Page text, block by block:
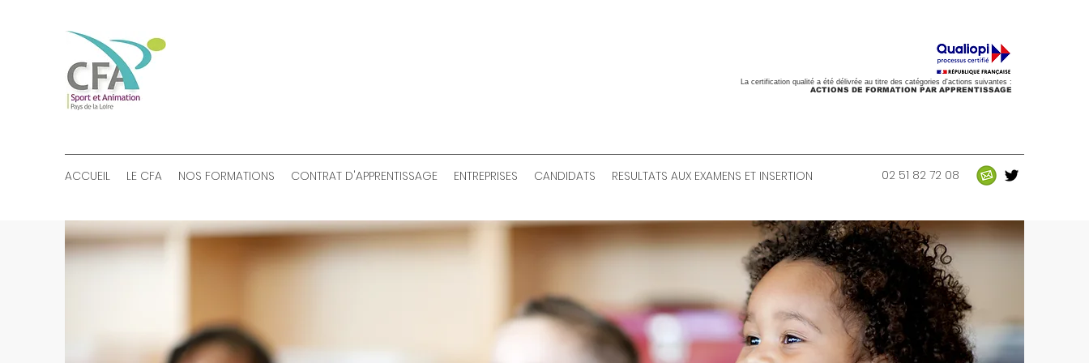
La certification qualité a été délivrée au titre des catégories d'actions suivantes :
ACTIONS DE FORMATION PAR APPRENTISSAGE
ACCUEIL LE CFA NOS FORMATIONS CONTRAT D'APPRENTISSAGE ENTREPRISES CANDIDATS RESULTATS AUX EXAMENS ET INSERTION 02 51 82 72 08